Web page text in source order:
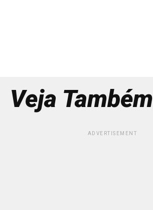
Veja Também
ADVERTISEMENT